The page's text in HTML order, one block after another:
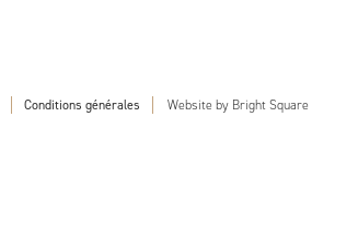
Conditions générales Website by Bright Square